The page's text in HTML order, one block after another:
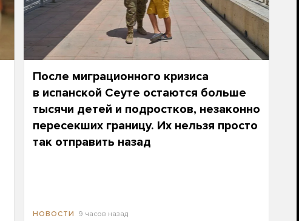
После миграционного кризиса
в испанской Сеуте остаются больше
тысячи детей и подростков, незаконно
пересекших границу. Их нельзя просто
так отправить назад
НОВОСТИ 9 часов назад